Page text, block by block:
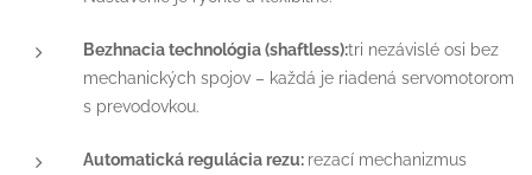
Bezhnacia technológia (shaftless):tri nezávislé osi bez
mechanických spojov – každá je riadená servomotorom
s prevodovkou.
Automatická regulácia rezu: rezací mechanizmus